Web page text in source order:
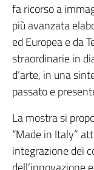
fa ricorso a
più avanzata
ed Europea e da
straordinarie in
d’arte, in una
passato e
La mostra si
“Made in Italy”
integrazione dei